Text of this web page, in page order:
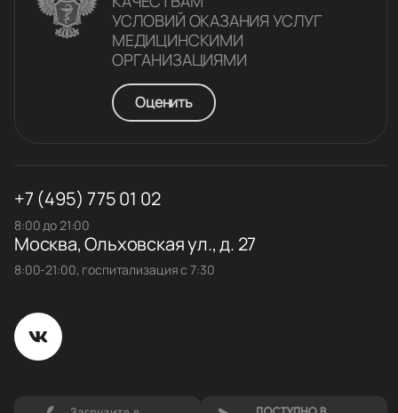
УСЛОВИЙ ОКАЗАНИЯ УСЛУГ
МЕДИЦИНСКИМИ
ОРГАНИЗАЦИЯМИ
Оценить
+7 (495) 775 01 02
8:00 до 21:00
Москва, Ольховская ул., д. 27
8:00-21:00, госпитализация с 7:30